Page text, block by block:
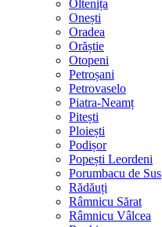
Oltenița
Onești
Oradea
Orăștie
Otopeni
Petroșani
Petrovaselo
Piatra-Neamț
Pitești
Ploiești
Podișor
Popești Leordeni
Porumbacu de Sus
Rădăuți
Râmnicu Sărat
Râmnicu Vâlcea